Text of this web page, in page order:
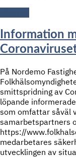
Information
På Nordemo
smittspridning av
löpande
som omfattar såväl
samarbetspartners
https://
medarbetares
utvecklingen av